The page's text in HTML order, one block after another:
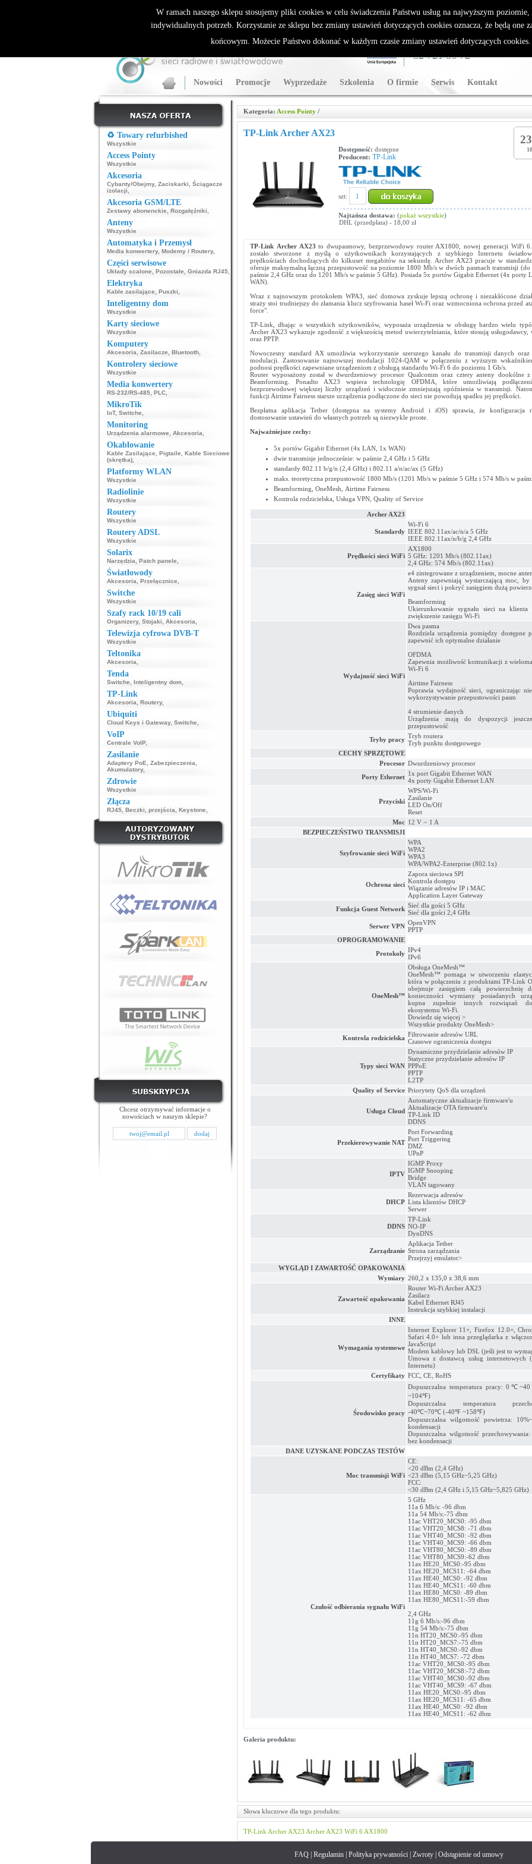
ALLNET.PL Sieci bezprzewodowe - generalny dystrybutor Sparklan
Nowości Promocje Wyprzedaże Szkolenia O firmie Serwis Kontakt
WSPARCIE TECHNICZNE
32 721 86 72
♻️ Towary refurbished
Wszystkie
Access Pointy
Wszystkie
Akcesoria
Cybanty/Obejmy, Zaciskarki
Ściągacze
izolacji
Akcesoria GSM/LTE
Zestawy abonenckie Rozgałęźniki
Anteny
Wszystkie
Automatyka i Przemysł
Media konwertery, Modemy / Routery,
Części serwisowe
Układy scalone Pozostałe Gniazda RJ45,
Elektryka
Kable zasilające Puszki
Inteligentny dom
Wszystkie
Karty sieciowe
Wszystkie
Komputery
Akcesoria Zasilacze Bluetooth,
Kontrolery sieciowe
Wszystkie
Media konwertery
RS-232/RS-485, PLC,
MikroTik
IoT, Switche
Monitoring
Urządzenia alarmowe Akcesoria
Okablowanie
Kable Zasilające Pigtaile
Kable Sieciowe
(skrętka),
Platformy WLAN
Wszystkie
Radiolinie
Wszystkie
Routery
Wszystkie
Routery ADSL
Wszystkie
Solarix
Narzędzia Patch panele
Światłowody
Akcesoria Przełącznice
Switche
Wszystkie
Szafy rack 10/19 cali
Organizery, Stojaki Akcesoria
Telewizja cyfrowa DVB-T
Wszystkie
Teltonika
Akcesoria
Tenda
Switche Inteligentny dom,
TP-Link
Akcesoria Routery,
Ubiquiti
Cloud Keys i Gateway, Switche
VoIP
Centrale VoIP,
Zasilanie
Adaptery PoE Zabezpieczenia
Akumulatory,
Zdrowie
Wszystkie
Złącza
RJ45, Beczki, przejścia Keystone
Chcesz otrzymywać informacje o
nowościach w naszym sklepie?
Kategoria: Access Pointy /
TP-Link Archer AX23
Dostępność: dostępne
Producent: TP-Link
szt:
Najtańsza dostawa: (pokaż wszystkie)
DHL (przedpłata) - 18,00 zł
TP-Link Archer AX23 to dwupasmowy, bezprzewodowy router AX1800, nowej generacji WiFi
zostało stworzone z myślą o użytkownikach korzystających z szybkiego Internetu
prędkościach dochodzących do kilkuset megabitów na sekundę. Archer AX23 pracuje w
oferuje maksymalną łączną przepustowość na poziomie 1800 Mb/s w dwóch pasmach transmisji
paśmie 2,4 GHz oraz do 1201 Mb/s w paśmie 5 GHz). Posiada 5x portów Gigabit Ethernet (4x porty
WAN).
Wraz z najnowszym protokołem WPA3, sieć domowa zyskuje lepszą ochronę i niezakłócone
straży stoi trudniejszy do złamania klucz szyfrowania haseł Wi-Fi oraz wzmocniona ochrona przed
force".
TP-Link, dbając o wszystkich użytkowników, wyposaża urządzenia w obsługę bardzo wielu
Archer AX23 wykazuje zgodność z większością metod uwierzytelniania, które stosują
oraz PPTP.
Nowoczesny standard AX umożliwia wykorzystanie szerszego kanału do transmisji danych oraz
modulacji. Zastosowanie najnowszej modulacji 1024-QAM w połączeniu z wyższym
podnosi prędkości zapewniane urządzeniom z obsługą standardu Wi-Fi 6 do poziomu 1 Gb/s.
Router wyposażony został w dwurdzeniowy procesor Qualcomm oraz cztery anteny dookólne z
Beamforming. Ponadto AX23 wspiera technologię OFDMA, które umożliwiają
bezprzewodowej większej liczby urządzeń i widocznie zmniejszają opóźnienia w transmisji.
funkcji Airtime Fairness starsze urządzenia podłączone do sieci nie powodują spadku jej prędkości.
Bezpłatna aplikacja Tether (dostępna na systemy Android i iOS) sprawia, że konfiguracja
dostosowanie ustawień do własnych potrzeb są niezwykle proste.
Najważniejsze cechy:
5x portów Gigabit Ethernet (4x LAN, 1x WAN)
dwie transmisje jednocześnie: w paśmie 2,4 GHz i 5 GHz
standardy 802.11 b/g/n (2,4 GHz) i 802.11 a/n/ac/ax (5 GHz)
maks. teoretyczna przepustowość 1800 Mb/s (1201 Mb/s w paśmie 5 GHz i 574 Mb/s w
Beamforming, OneMesh, Airtime Fairness
Kontrola rodzicielska, Usługa VPN, Quality of Service
Archer AX23
Standardy
Wi-Fi 6
IEEE 802.11ax/ac/n/a 5 GHz
IEEE 802.11ax/n/b/g 2,4 GHz
Prędkości sieci WiFi
AX1800
5 GHz: 1201 Mb/s (802.11ax)
2,4 GHz: 574 Mb/s (802.11ax)
Zasięg sieci WiFi
e4 zintegrowane z urządzeniem, mocne
Anteny zapewniają wystarczającą moc, by
sygnał sieci i pokryć zasięgiem dużą
Beamforming
Ukierunkowanie sygnału sieci na klienta
zwiększenie zasięgu Wi-Fi
Wydajność sieci WiFi
Dwa pasma
Rozdziela urządzenia pomiędzy dostępne
zapewnić ich optymalne działanie
OFDMA
Zapewnia możliwość komunikacji z
Wi-Fi 6
Airtime Fairness
Poprawia wydajność sieci, ograniczając
wykorzystywanie przepustowości pasm
4 strumienie danych
Urządzenia mają do dyspozycji
przepustowość
Tryby pracy Tryb routera
Tryb punktu dostępowego
CECHY SPRZĘTOWE
Procesor Dwurdzeniowy procesor
Porty Ethernet 1x port Gigabit Ethernet WAN
4x porty Gigabit Ethernet LAN
Przyciski
WPS/Wi-Fi
Zasilanie
LED On/Off
Reset
Moc 12 V ⎓ 1 A
BEZPIECZEŃSTWO TRANSMISJI
Szyfrowanie sieci WiFi
WPA
WPA2
WPA3
WPA/WPA2-Enterprise (802.1x)
Ochrona sieci
Zapora sieciowa SPI
Kontrola dostępu
Wiązanie adresów IP i MAC
Application Layer Gateway
Funkcja Guest Network Sieć dla gości 5 GHz
Sieć dla gości 2,4 GHz
Serwer VPN OpenVPN
PPTP
OPROGRAMOWANIE
Protokoły IPv4
IPv6
OneMesh™
Obsługa OneMesh™
OneMesh™ pomaga w utworzeniu
która w połączeniu z produktami TP-Link
obejmuje zasięgiem całą powierzchnię
konieczności wymiany posiadanych
kupna zupełnie innych rozwiązań
ekosystemu Wi-Fi.
Dowiedz się więcej >
Wszystkie produkty OneMesh>
Kontrola rodzicielska Filtrowanie adresów URL
Czasowe ograniczenia dostępu
Typy sieci WAN
Dynamiczne przydzielanie adresów IP
Statyczne przydzielanie adresów IP
PPPoE
PPTP
L2TP
Quality of Service Priorytety QoS dla urządzeń
Usługa Cloud
Automatyczne aktualizacje firmware'u
Aktualizacje OTA firmware'u
TP-Link ID
DDNS
Przekierowywanie NAT
Port Forwarding
Port Triggering
DMZ
UPnP
IPTV
IGMP Proxy
IGMP Snooping
Bridge
VLAN tagowany
DHCP
Rezerwacja adresów
Lista klientów DHCP
Serwer
DDNS
TP-Link
NO-IP
DynDNS
Zarządzanie
Aplikacja Tether
Strona zarządzania
Przejrzyj emulator>
WYGLĄD I ZAWARTOŚĆ OPAKOWANIA
Wymiary 260,2 x 135,0 x 38,6 mm
Zawartość opakowania
Router Wi-Fi Archer AX23
Zasilacz
Kabel Ethernet RJ45
Instrukcja szybkiej instalacji
INNE
Wymagania systemowe
Internet Explorer 11+, Firefox 12.0+,
Safari 4.0+ lub inna przeglądarka z
JavaScript
Modem kablowy lub DSL (jeśli jest to
Umowa z dostawcą usług internetowych
Internetu)
Certyfikaty FCC, CE, RoHS
Środowisko pracy
Dopuszczalna temperatura pracy:
~104℉)
Dopuszczalna temperatura
-40℃~70℃ (-40℉ ~158℉)
Dopuszczalna wilgotność powietrza:
kondensacji
Dopuszczalna wilgotność przechowywania:
bez kondensacji
DANE UZYSKANE PODCZAS TESTÓW
Moc transmisji WiFi
CE:
<20 dBm (2,4 GHz)
<23 dBm (5,15 GHz~5,25 GHz)
FCC:
<30 dBm (2,4 GHz i 5,15 GHz~5,825 GHz)
Czułość odbierania sygnału WiFi
5 GHz
11a 6 Mb/s: -96 dbm
11a 54 Mb/s:-75 dbm
11ac VHT20_MCS0: -95 dbm
11ac VHT20_MCS8: -71 dbm
11ac VHT40_MCS0: -92 dbm
11ac VHT40_MCS9: -66 dbm
11ac VHT80_MCS0: -89 dbm
11ac VHT80_MCS9:-62 dbm
11ax HE20_MCS0:-95 dbm
11ax HE20_MCS11: -64 dbm
11ax HE40_MCS0: -92 dbm
11ax HE40_MCS11: -60 dbm
11ax HE80_MCS0: -89 dbm
11ax HE80_MCS11:-59 dbm
2,4 GHz
11g 6 Mb/s:-96 dbm
11g 54 Mb/s:-75 dbm
11n HT20_MCS0:-95 dbm
11n HT20_MCS7:-75 dbm
11n HT40_MCS0:-92 dbm
11n HT40_MCS7: -72 dbm
11ac VHT20_MCS0:-95 dbm
11ac VHT20_MCS8:-72 dbm
11ac VHT40_MCS0:-92 dbm
11ac VHT40_MCS9: -67 dbm
11ax HE20_MCS0:-95 dbm
11ax HE20_MCS11: -65 dbm
11ax HE40_MCS0: -92 dbm
11ax HE40_MCS11: -62 dbm
Galeria produktu:
Słowa kluczowe dla tego produktu:
TP-Link Archer AX23 Archer AX23 WiFi 6 AX1800
FAQ Regulamin Polityka prywatności Zwroty Odstąpienie od umowy
W ramach naszego sklepu stosujemy pliki cookies w celu świadczenia Państwu usług na najwyższym
indywidualnych potrzeb. Korzystanie ze sklepu bez zmiany ustawień dotyczących cookies oznacza, że będą one
końcowym. Możecie Państwo dokonać w każdym czasie zmiany ustawień dotyczących cookies.